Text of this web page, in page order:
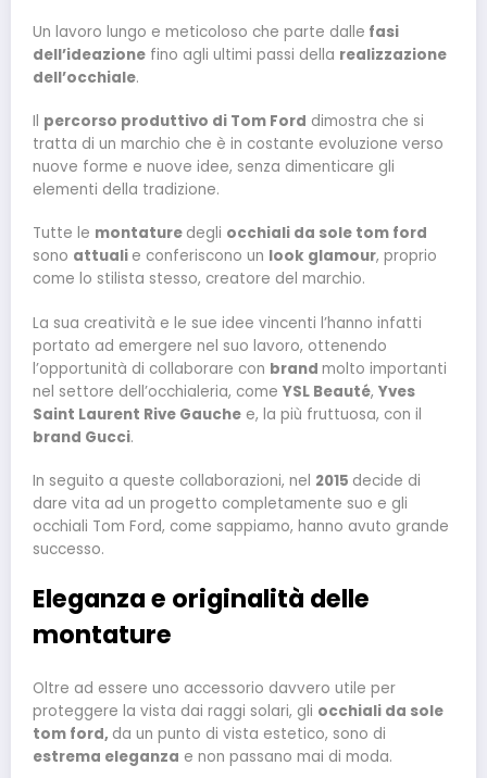
Un lavoro lungo e meticoloso che parte dalle fasi
dell’ideazione fino agli ultimi passi della realizzazione
dell’occhiale.
Il percorso produttivo di Tom Ford dimostra che si
tratta di un marchio che è in costante evoluzione verso
nuove forme e nuove idee, senza dimenticare gli
elementi della tradizione.
Tutte le montature degli occhiali da sole tom ford
sono attuali e conferiscono un look glamour, proprio
come lo stilista stesso, creatore del marchio.
La sua creatività e le sue idee vincenti l’hanno infatti
portato ad emergere nel suo lavoro, ottenendo
l’opportunità di collaborare con brand molto importanti
nel settore dell’occhialeria, come YSL Beauté, Yves
Saint Laurent Rive Gauche e, la più fruttuosa, con il
brand Gucci.
In seguito a queste collaborazioni, nel 2015 decide di
dare vita ad un progetto completamente suo e gli
occhiali Tom Ford, come sappiamo, hanno avuto grande
successo.
Eleganza e originalità delle
montature
Oltre ad essere uno accessorio davvero utile per
proteggere la vista dai raggi solari, gli occhiali da sole
tom ford, da un punto di vista estetico, sono di
estrema eleganza e non passano mai di moda.